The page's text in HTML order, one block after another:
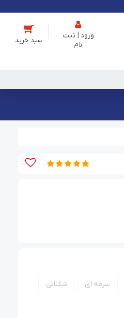
ورود | ثبت
نام
سرمه ای
شکلاتی